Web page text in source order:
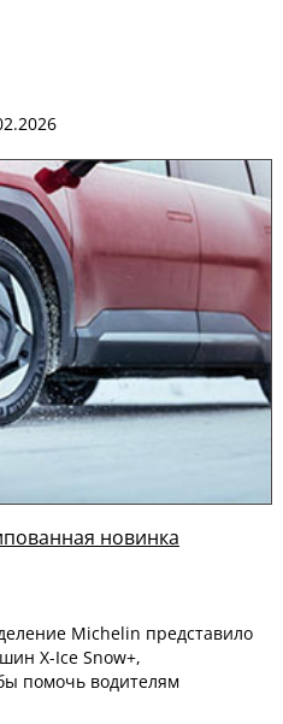
новинка
Michelin представило
X-Ice Snow+,
помочь водителям